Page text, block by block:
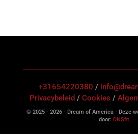
+31654220380 /
Privacybeleid /Cookies /
© 2025 - 2026 - Dream of America - Deze
door: DNSfit